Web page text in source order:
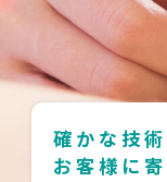
確かな技術
お客様に